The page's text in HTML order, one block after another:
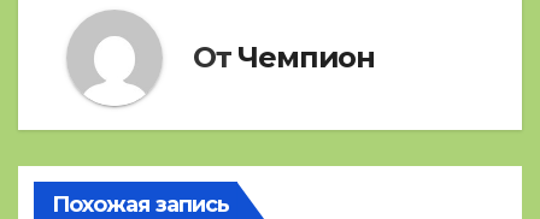
От Чемпион
Похожая запись